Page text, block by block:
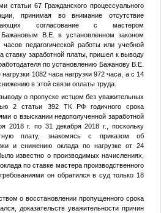
статьи 67 Гражданского процессуального
принимая во внимание отсутствие
согласование с мастером
Бажановым В.Е. в установленном законом
педагогической работы или учебной
ставку заработной платы, пришел к выводу
по установлению Бажанову В.Е.
1082 часа нагрузки 972 часа, а с 14
в этой связи оплаты труда.
о пропуске истцом без уважительных
2 статьи 392 ТК РФ годичного срока
о взыскании недополученной заработной
2018 г. по 31 декабря 2018 г., поскольку
плату, знакомясь с приказом об
и снижению оклада по нагрузке от 24
известно о производимых начислениях,
по ставке мастера производственного
он обратился в суд только 18
о восстановлении пропущенного срока
доказательств уважительности причин